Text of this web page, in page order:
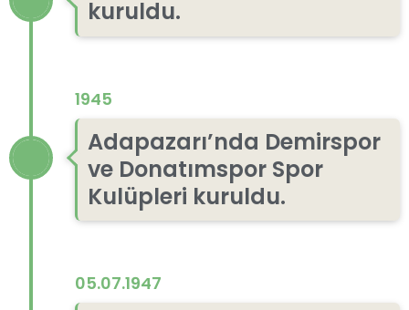
kuruldu.
1945
Adapazarı’nda Demirspor
ve Donatımspor Spor
Kulüpleri kuruldu.
05.07.1947